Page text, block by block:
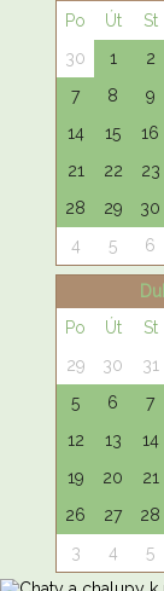
Po
Út St
30
1 2
7
8 9
14
15 16
21
22 23
28
29 30
4
5 6
Po
Út St
29
30 31
5
6 7
12
13 14
19
20 21
26
27 28
3
4 5